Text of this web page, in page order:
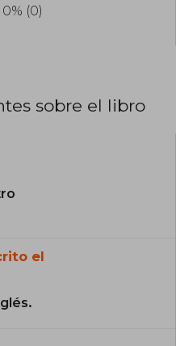
0% (0)
sobre el libro
el